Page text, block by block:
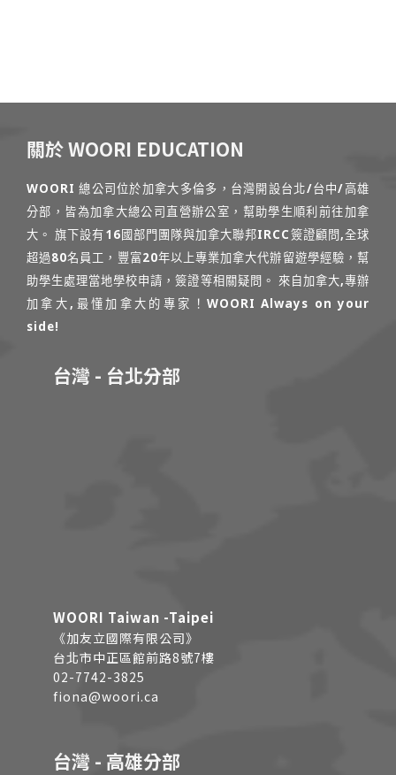
關於 WOORI EDUCATION
WOORI 總公司位於加拿大多倫多，台灣開設台北/台中/高雄
分部，皆為加拿大總公司直營辦公室，幫助學生順利前往加拿
大。 旗下設有16國部門團隊與加拿大聯邦IRCC簽證顧問,全球
超過80名員工，豐富20年以上專業加拿大代辦留遊學經驗，幫
助學生處理當地學校申請，簽證等相關疑問。 來自加拿大,專辦
加拿大,最懂加拿大的專家！WOORI Always on your
side!
台灣 - 台北分部
WOORI Taiwan -Taipei
《加友立國際有限公司》
台北市中正區館前路8號7樓
02-7742-3825
fiona@woori.ca
台灣 - 高雄分部